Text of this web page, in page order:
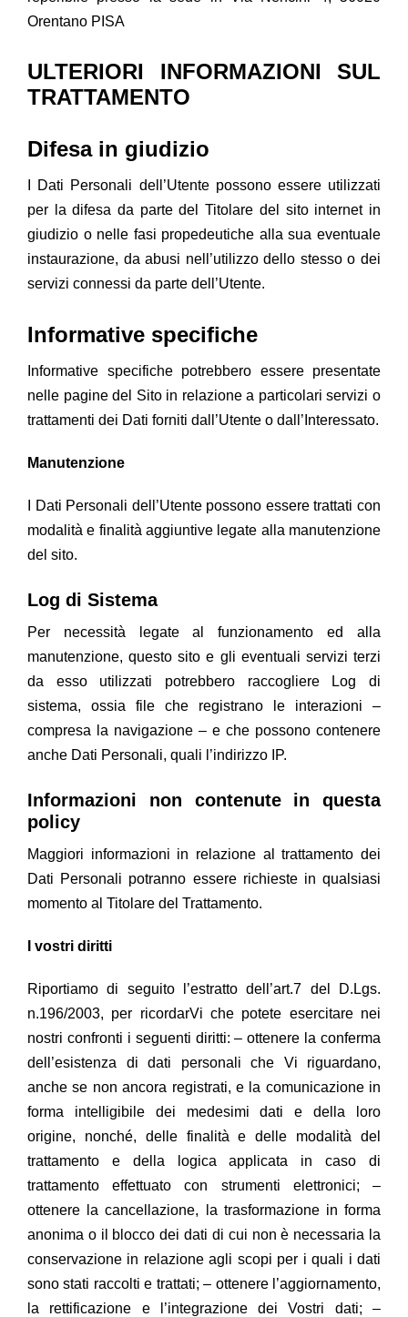
Orentano PISA
ULTERIORI INFORMAZIONI SUL
TRATTAMENTO
Difesa in giudizio
I Dati Personali dell’Utente possono essere utilizzati
per la difesa da parte del Titolare del sito internet in
giudizio o nelle fasi propedeutiche alla sua eventuale
instaurazione, da abusi nell’utilizzo dello stesso o dei
servizi connessi da parte dell’Utente.
Informative specifiche
Informative specifiche potrebbero essere presentate
nelle pagine del Sito in relazione a particolari servizi o
trattamenti dei Dati forniti dall’Utente o dall’Interessato.
Manutenzione
I Dati Personali dell’Utente possono essere trattati con
modalità e finalità aggiuntive legate alla manutenzione
del sito.
Log di Sistema
Per necessità legate al funzionamento ed alla
manutenzione, questo sito e gli eventuali servizi terzi
da esso utilizzati potrebbero raccogliere Log di
sistema, ossia file che registrano le interazioni –
compresa la navigazione – e che possono contenere
anche Dati Personali, quali l’indirizzo IP.
Informazioni non contenute in questa
policy
Maggiori informazioni in relazione al trattamento dei
Dati Personali potranno essere richieste in qualsiasi
momento al Titolare del Trattamento.
I vostri diritti
Riportiamo di seguito l’estratto dell’art.7 del D.Lgs.
n.196/2003, per ricordarVi che potete esercitare nei
nostri confronti i seguenti diritti: – ottenere la conferma
dell’esistenza di dati personali che Vi riguardano,
anche se non ancora registrati, e la comunicazione in
forma intelligibile dei medesimi dati e della loro
origine, nonché, delle finalità e delle modalità del
trattamento e della logica applicata in caso di
trattamento effettuato con strumenti elettronici; –
ottenere la cancellazione, la trasformazione in forma
anonima o il blocco dei dati di cui non è necessaria la
conservazione in relazione agli scopi per i quali i dati
sono stati raccolti e trattati; – ottenere l’aggiornamento,
la rettificazione e l’integrazione dei Vostri dati; –